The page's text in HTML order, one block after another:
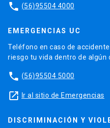
phone (56)95504 4000
EMERGENCIAS UC
Teléfono en caso de
riesgo tu vida dentro de algún
phone (56)95504 5000
launch Ir al sitio de Emergencias
DISCRIMINACIÓN Y